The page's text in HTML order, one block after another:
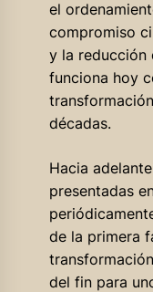
el
compromiso
y la reducción
funciona hoy
décadas.
Hacia
presentadas
de la primera
del fin para